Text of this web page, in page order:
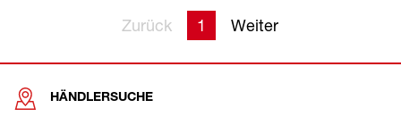
Zurück 1 Weiter
HÄNDLERSUCHE